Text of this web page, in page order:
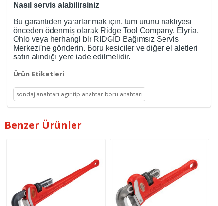
Nasıl servis alabilirsiniz
Bu garantiden yararlanmak için, tüm ürünü nakliyesi
önceden ödenmiş olarak Ridge Tool Company, Elyria,
Ohio veya herhangi bir RIDGID Bağımsız Servis
Merkezi'ne gönderin. Boru kesiciler ve diğer el aletleri
satın alındığı yere iade edilmelidir.
Ürün Etiketleri
sondaj anahtarı agır tip anahtar boru anahtarı
Benzer Ürünler